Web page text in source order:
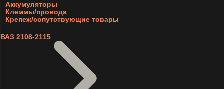
Аккумуляторы
Клеммы/провода
Крепеж/сопутствующие товары
ВАЗ 2108-2115